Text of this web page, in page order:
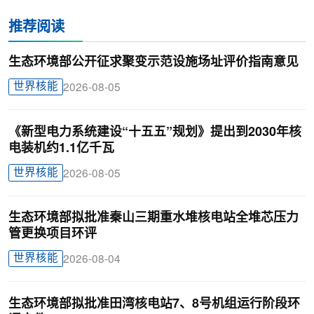
推荐阅读
生态环境部公开征求聚变示范设施场址评价指南意见
世界核能 2026-08-05
《新型电力系统建设“十五五”规划》提出到2030年核
电装机约1.1亿千瓦
世界核能 2026-08-05
生态环境部拟批准秦山三期重水堆核电站全堆芯压力
管更换项目环评
世界核能 2026-08-04
生态环境部拟批准田湾核电站7、8号机组运行阶段环